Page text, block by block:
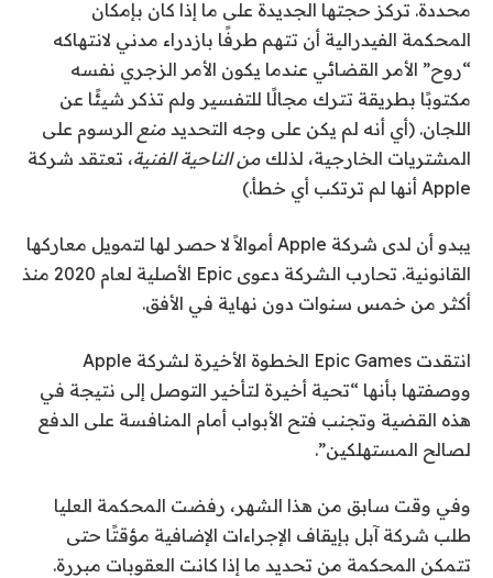
محددة. تركز حجتها الجديدة على ما إذا كان بإمكان
المحكمة الفيدرالية أن تتهم طرفًا بازدراء مدني لانتهاكه
“روح” الأمر القضائي عندما يكون الأمر الزجري نفسه
مكتوبًا بطريقة تترك مجالًا للتفسير ولم تذكر شيئًا عن
اللجان. (أي أنه لم يكن على وجه التحديد منع الرسوم على
المشتريات الخارجية، لذلك من الناحية الفنية، تعتقد شركة
Apple أنها لم ترتكب أي خطأ.)
يبدو أن لدى شركة Apple أموالاً لا حصر لها لتمويل معاركها
القانونية. تحارب الشركة دعوى Epic الأصلية لعام 2020 منذ
أكثر من خمس سنوات دون نهاية في الأفق.
انتقدت Epic Games الخطوة الأخيرة لشركة Apple
ووصفتها بأنها “تحية أخيرة لتأخير التوصل إلى نتيجة في
هذه القضية وتجنب فتح الأبواب أمام المنافسة على الدفع
لصالح المستهلكين”.
وفي وقت سابق من هذا الشهر، رفضت المحكمة العليا
طلب شركة آبل بإيقاف الإجراءات الإضافية مؤقتًا حتى
تتمكن المحكمة من تحديد ما إذا كانت العقوبات مبررة.